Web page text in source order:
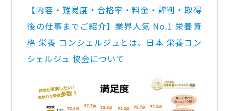
【内容・難易度・合格率・料金・評判・取得
後の仕事までご紹介】業界人気 No.1 栄養資
格 栄養 コンシェルジュとは、日本 栄養コン
シェルジュ 協会について